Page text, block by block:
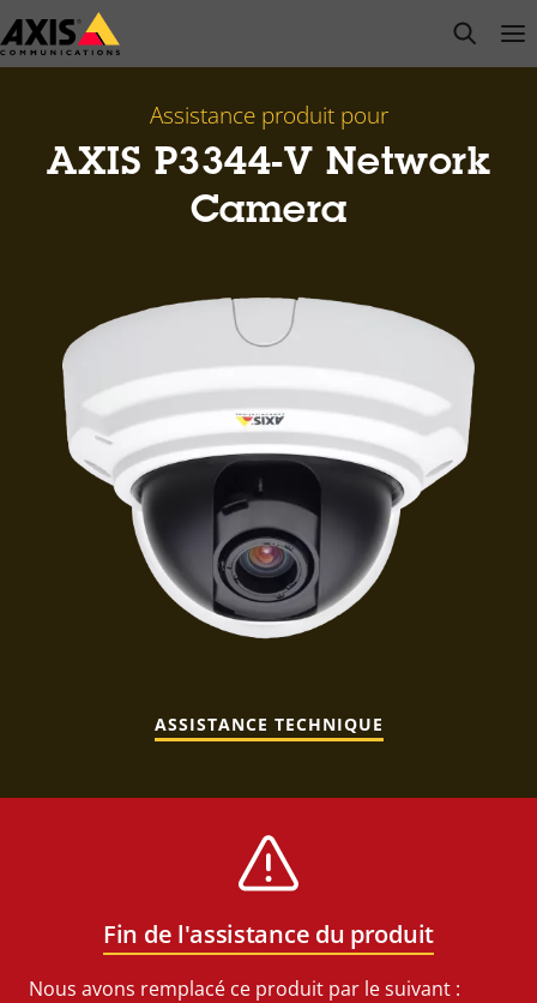
Passer
au
open
Assistance produit pour
AXIS P3344-V Network
Camera
ASSISTANCE TECHNIQUE
Fin de l'assistance du produit
Nous avons remplacé ce produit par le suivant :